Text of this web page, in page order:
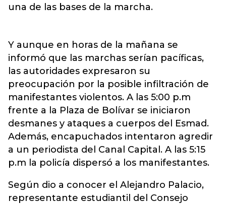
una de las bases de la marcha.
Y aunque en horas de la mañana se
informó que las marchas serían pacíficas,
las autoridades expresaron su
preocupación por la posible infiltración de
manifestantes violentos. A las 5:00 p.m
frente a la Plaza de Bolívar se iniciaron
desmanes y ataques a cuerpos del Esmad.
Además, encapuchados intentaron agredir
a un periodista del Canal Capital. A las 5:15
p.m la policía dispersó a los manifestantes.
Según dio a conocer el Alejandro Palacio,
representante estudiantil del Consejo